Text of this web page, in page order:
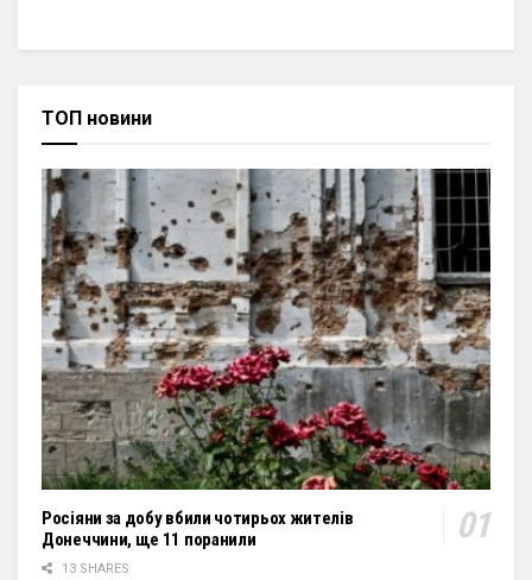
ТОП новини
Росіяни за добу вбили чотирьох жителів
Донеччини, ще 11 поранили
13 SHARES